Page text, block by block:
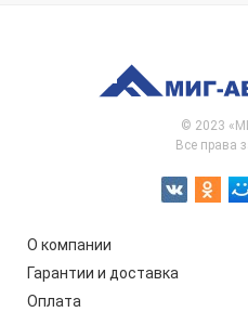
© 2023
Все права
О компании
Гарантии и доставка
Оплата